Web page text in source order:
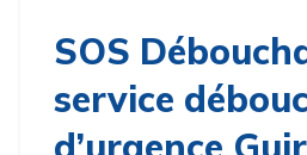
SOS
service